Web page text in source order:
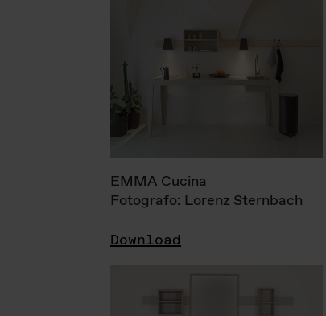
EMMA Cucina
Fotografo: Lorenz Sternbach
Download